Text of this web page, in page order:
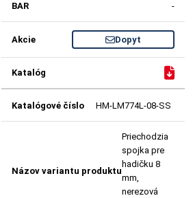
-
Dopyt
HM-LM774L-08-SS
Priechodzia
spojka pre
hadičku 8
mm,
nerezová